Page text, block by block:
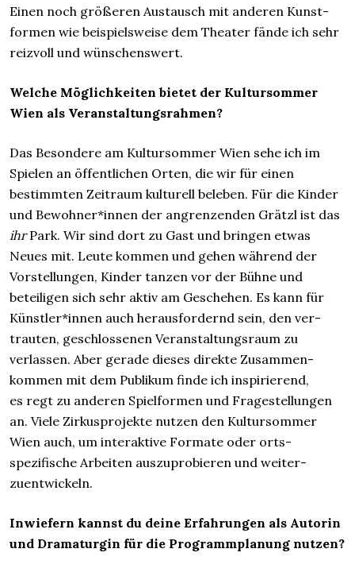
Einen noch größeren Austausch mit anderen Kunst­
formen wie beispiels­weise dem Theater fände ich sehr
reiz­voll und wünschenswert.
Welche Möglichkeiten bietet der Kultursommer
Wien als Veranstaltungsrahmen?
Das Besondere am Kultursommer Wien sehe ich im
Spielen an öffentlichen Orten, die wir für einen
bestimmten Zeitraum kulturell beleben. Für die Kinder
und Bewohner*innen der angren­zenden Grätzl ist das
ihrPark. Wir sind dort zu Gast und bringen etwas
Neues mit. Leute kommen und gehen während der
Vorstellungen, Kinder tanzen vor der Bühne und
beteiligen sich sehr aktiv am Geschehen. Es kann für
Künst­ler*innen auch heraus­fordernd sein, den ver­
trauten, geschlossenen Veranstaltungs­raum zu
verlassen. Aber ge­rade dieses direkte Zusammen­
kommen mit dem Publikum finde ich inspirierend,
es regt zu anderen Spiel­formen und Frage­stellungen
an. Viele Zirkus­projekte nutzen den Kultursommer
Wien auch, um inter­aktive Formate oder orts­
spezifische Arbeiten auszuprobieren und weiter­
zuentwickeln.
Inwiefern kannst du deine Erfahrungen als Autorin
und Dramaturgin für die Programm­planung nutzen?